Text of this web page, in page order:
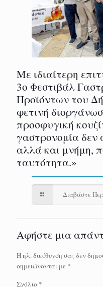
Με ιδιαίτερη
3ο Φεστιβάλ
Προϊόντων του
φετινή
προσφυγική
γαστρονομία δεν
αλλά και μνήμη,
ταυτότητα.»
Διαβάστε
Αφήστε μια
Η ηλ. διεύθυνση σας δεν
σημειώνονται με *
Σχόλιο *